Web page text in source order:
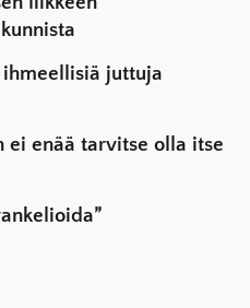
ihmeellisiä juttuja
ei enää tarvitse olla itse